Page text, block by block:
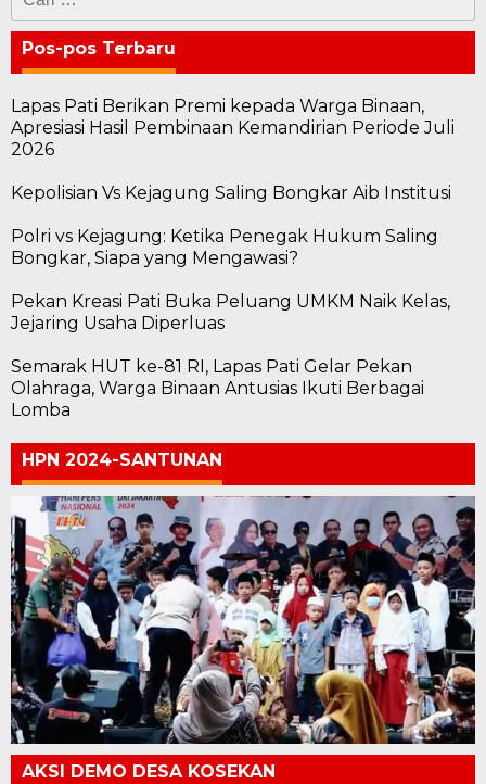
untuk:
Pos-pos Terbaru
Lapas Pati Berikan Premi kepada Warga Binaan,
Apresiasi Hasil Pembinaan Kemandirian Periode Juli
2026
Kepolisian Vs Kejagung Saling Bongkar Aib Institusi
Polri vs Kejagung: Ketika Penegak Hukum Saling
Bongkar, Siapa yang Mengawasi?
Pekan Kreasi Pati Buka Peluang UMKM Naik Kelas,
Jejaring Usaha Diperluas
Semarak HUT ke-81 RI, Lapas Pati Gelar Pekan
Olahraga, Warga Binaan Antusias Ikuti Berbagai
Lomba
HPN 2024-SANTUNAN
AKSI DEMO DESA KOSEKAN